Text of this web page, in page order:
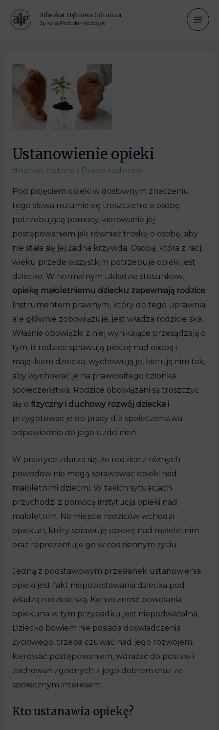
Adwokat Dąbrowa Górnicza
Sylwia Pobideł-Kolczyk
Ustanowienie opieki
dziecko, rodzice / Prawo rodzinne
Pod pojęciem opieki w dosłownym znaczeniu
tego słowa rozumie się troszczenie o osobę
potrzebującą pomocy, kierowanie jej
postępowaniem jak również troskę o osobę, aby
nie stała się jej żadna krzywda. Osobą, która z racji
wieku przede wszystkim potrzebuje opieki jest
dziecko. W normalnym układzie stosunków,
opiekę małoletniemu dziecku zapewniają rodzice.
Instrumentem prawnym, który do tego uprawnia,
ale głównie zobowiązuje, jest władza rodzicielska.
Właśnie obowiązki z niej wynikające przesądzają o
tym, iż rodzice sprawują pieczę nad osobą i
majątkiem dziecka, wychowują je, kierują nim tak,
aby wychować je na prawowitego członka
społeczeństwa. Rodzice obowiązani są troszczyć
się o fizyczny i duchowy rozwój dzieckai
przygotować je do pracy dla społeczeństwa
odpowiednio do jego uzdolnień.
W praktyce zdarza się, że rodzice z różnych
powodów nie mogą sprawować opieki nad
małoletnimi dziećmi. W takich sytuacjach
przychodzi z pomocą instytucja opieki nad
małoletnim. Na miejsce rodziców wchodzi
opiekun, który sprawuję opiekę nad małoletnim
oraz reprezentuje go w codziennym życiu.
Jedną z podstawowym przesłanek ustanowienia
opieki jest fakt niepozostawania dziecka pod
władzą rodzicielską. Konieczność powołania
opiekuna w tym przypadku jest niepodważalna.
Dziecko bowiem nie posiada doświadczenia
życiowego, trzeba czuwać nad jego rozwojem,
kierować postępowaniem, wdrażać do postaw i
zachowań zgodnych z jego dobrem oraz ze
społecznym interesem.
Kto ustanawia opiekę?